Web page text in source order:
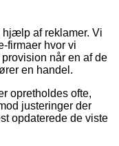
hjælp af reklamer. Vi
firmaer hvor vi
når en af de
en handel.
opretholdes ofte,
justeringer der
opdaterede de viste